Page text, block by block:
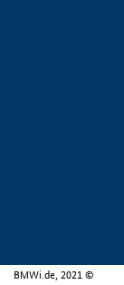
BMWi.de, 2021 ©